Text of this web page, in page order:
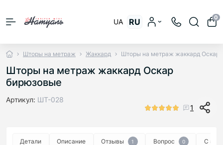
UA RU 0
Шторы на метраж Жаккард Шторы на метраж жаккард Оскар
Шторы на метраж жаккард Оскар
бирюзовые
Артикул: ШТ-028
1
Детали Описание Отзывы 1 Вопрос 0 С